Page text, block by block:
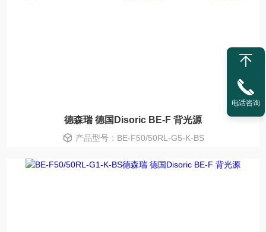
德森瑞 德国Disoric BE-F 背光源
产品型号：BE-F50/50RL-G5-K-BS
电话咨询